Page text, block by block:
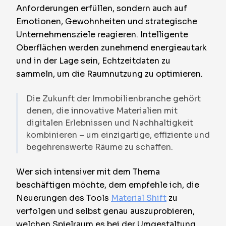
Anforderungen erfüllen, sondern auch auf
Emotionen, Gewohnheiten und strategische
Unternehmensziele reagieren. Intelligente
Oberflächen werden zunehmend energieautark
und in der Lage sein, Echtzeitdaten zu
sammeln, um die Raumnutzung zu optimieren.
Die Zukunft der Immobilienbranche gehört
denen, die innovative Materialien mit
digitalen Erlebnissen und Nachhaltigkeit
kombinieren – um einzigartige, effiziente und
begehrenswerte Räume zu schaffen.
Wer sich intensiver mit dem Thema
beschäftigen möchte, dem empfehle ich, die
Neuerungen des Tools Material Shift zu
verfolgen und selbst genau auszuprobieren,